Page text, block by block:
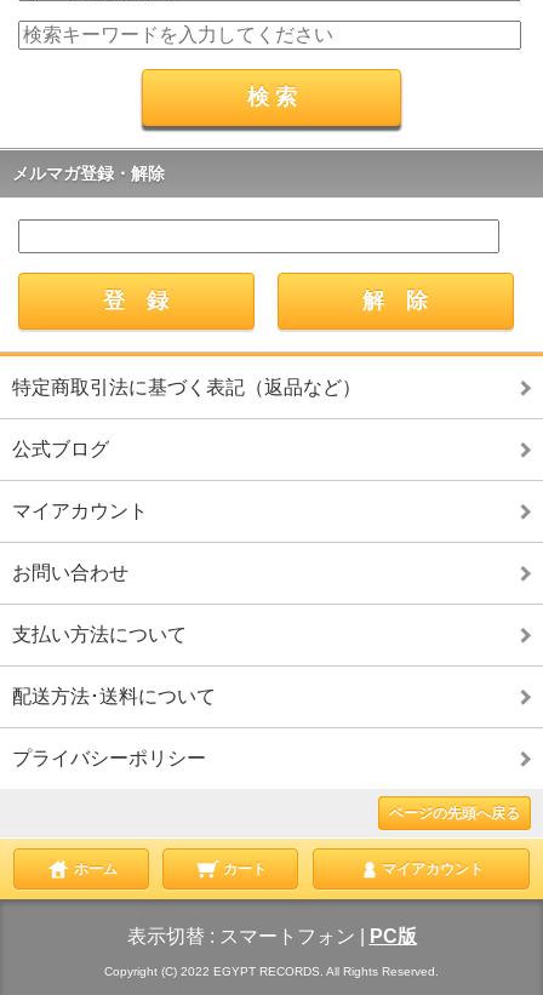
メルマガ登録・解除
特定商取引法に基づく表記（返品など）
公式ブログ
マイアカウント
お問い合わせ
支払い方法について
配送方法･送料について
プライバシーポリシー
ページの先頭へ戻る
ホーム カート マイアカウント
表示切替 : スマートフォン PC版
Copyright (C) 2022 EGYPT RECORDS. All Rights Reserved.